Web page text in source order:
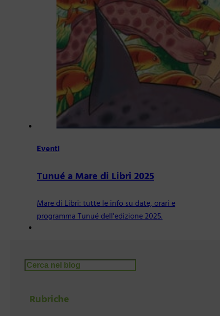
Eventi
Tunué a Mare di Libri 2025
Mare di Libri: tutte le info su date, orari e
programma Tunué dell'edizione 2025.
Cerca
Rubriche